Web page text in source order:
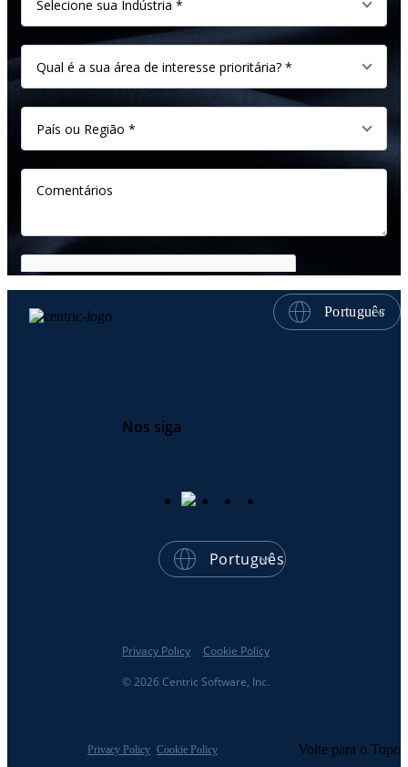
Português
Nos siga
Português
© 2026 Centric Software, Inc.
Privacy Policy Cookie Policy
Privacy Policy Cookie Policy Volte para o Topo